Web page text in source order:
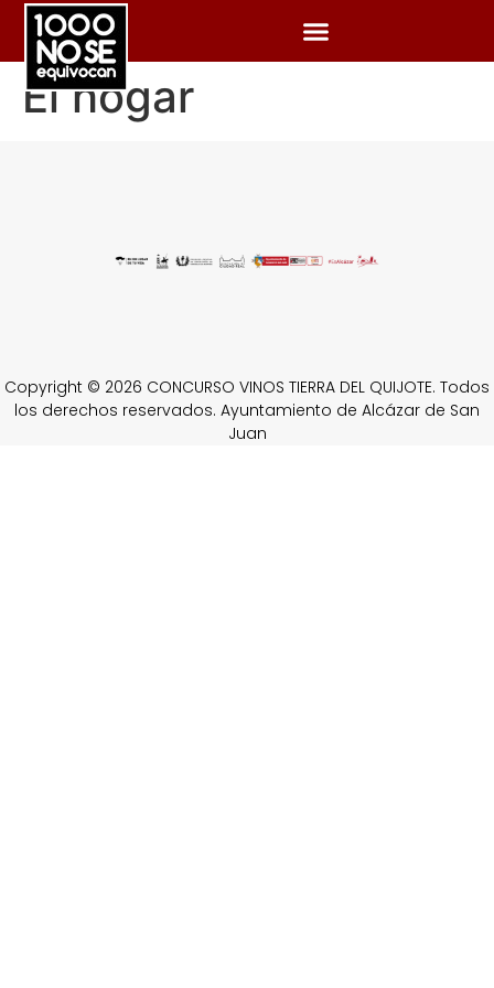
El hogar
Copyright © 2026 CONCURSO VINOS TIERRA DEL QUIJOTE. Todos
los derechos reservados. Ayuntamiento de Alcázar de San
Juan